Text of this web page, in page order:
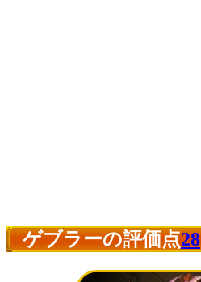
ゲブラーの評価点28